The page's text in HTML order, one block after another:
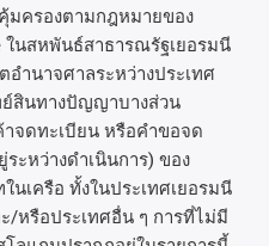
มครองตามกฎหมายของ
ในสหพันธ์สาธารณรัฐเยอรมนี
อํานาจศาลระหว่างประเทศ
สินทางปัญญาบางส่วน
าจดทะเบียน หรือคำขอจด
ะหว่างดำเนินการ) ของ
นเครือ ทั้งในประเทศเยอรมนี
/หรือประเทศอื่น ๆ การที่ไม่มี